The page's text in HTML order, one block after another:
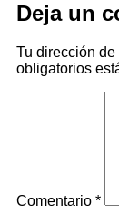
Deja un
Tu dirección
obligatorios
Comentario *